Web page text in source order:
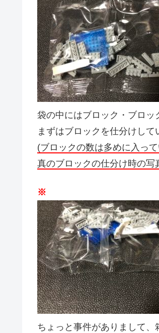
袋の中にはブロック・ブロッ
まずはブロックを仕分けし
(ブロックの数は多めに入っ
真のブロックの仕分け時の
※
ちょっと事件がありまして